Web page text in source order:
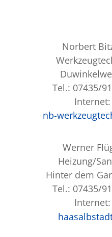
Norbert
Tel.: 07435/
Internet:
nb-
Werner
Heizung/
Hinter dem
Tel.: 07435/
Internet: